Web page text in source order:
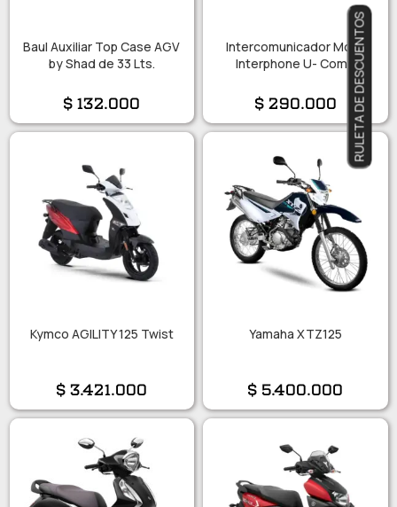
Baul Auxiliar Top Case AGV
by Shad de 33 Lts.
$132.000
Intercomunicador Moto
Interphone U- Com2
$290.000
Kymco AGILITY 125 Twist
$3.421.000
Yamaha XTZ125
$5.400.000
RULETA DE DESCUENTOS